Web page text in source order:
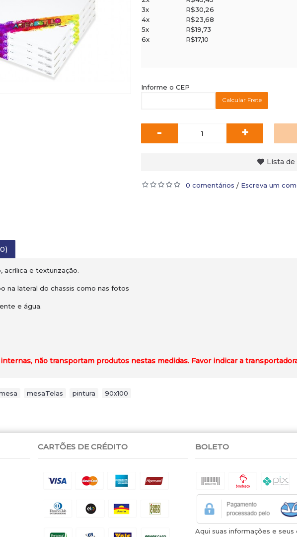
3x
R$30,26
4x
R$23,68
5x
R$19,73
6x
R$17,10
Informe o CEP
Calcular Frete
- +
Lista de
0 comentários / Escreva um
acrílica e texturização.
na lateral do chassis como nas fotos
e água.
não transportam produtos nestas medidas. Favor indicar a
mesaTelas pintura 90x100
CARTÕES DE CRÉDITO BOLETO
Aqui suas informações e seus